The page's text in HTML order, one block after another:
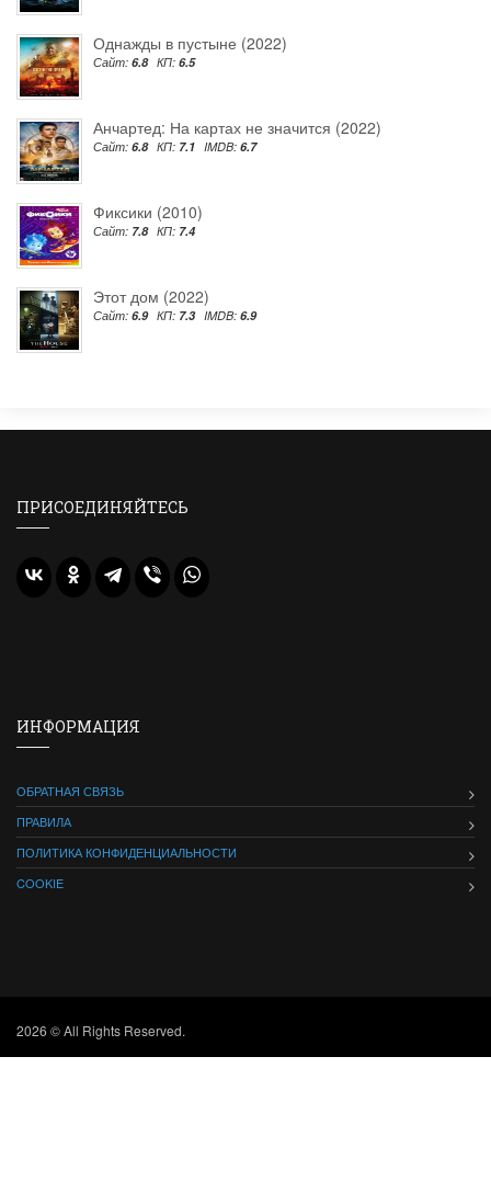
Однажды в пустыне (2022)
Сайт: 6.8 КП: 6.5
Анчартед: На картах не значится (2022)
Сайт: 6.8 КП: 7.1 IMDB: 6.7
Фиксики (2010)
Сайт: 7.8 КП: 7.4
Этот дом (2022)
Сайт: 6.9 КП: 7.3 IMDB: 6.9
ПРИСОЕДИНЯЙТЕСЬ
ИНФОРМАЦИЯ
ОБРАТНАЯ СВЯЗЬ
ПРАВИЛА
ПОЛИТИКА КОНФИДЕНЦИАЛЬНОСТИ
COOKIE
2026 © All Rights Reserved.